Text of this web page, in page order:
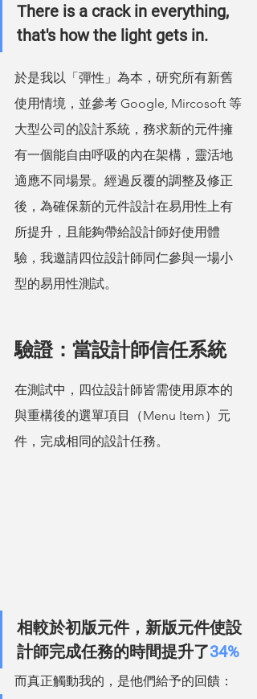
There is a crack in everything,
that's how the light gets in.
於是我以「彈性」為本，研究所有新舊
使用情境，並參考 Google, Mircosoft 等
大型公司的設計系統，務求新的元件擁
有一個能自由呼吸的內在架構，靈活地
適應不同場景。經過反覆的調整及修正
後，為確保新的元件設計在易用性上有
所提升，且能夠帶給設計師好使用體
驗，我邀請四位設計師同仁參與一場小
型的易用性測試。
驗證：當設計師信任系統
在測試中，四位設計師皆需使用原本的
與重構後的選單項目（Menu Item）元
件，完成相同的設計任務。
相較於初版元件，新版元件使設
計師完成任務的時間提升了34%
而真正觸動我的，是他們給予的回饋：